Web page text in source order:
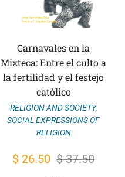
Carnavales en la
Mixteca: Entre el culto a
la fertilidad y el festejo
católico
RELIGION AND SOCIETY,
SOCIAL EXPRESSIONS OF
RELIGION
$37.50
Original
$ 26.50 Current